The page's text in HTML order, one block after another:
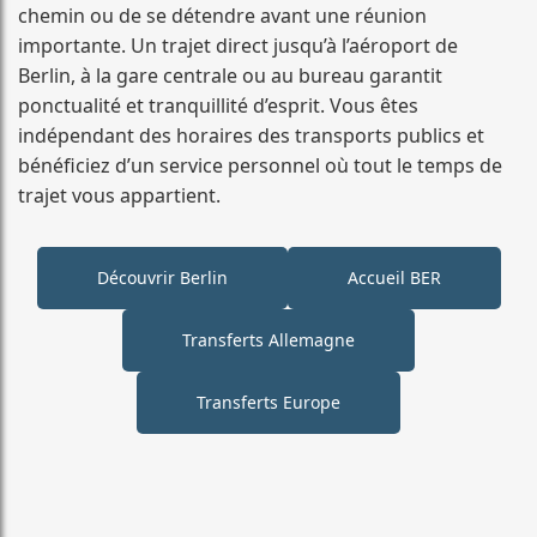
chemin ou de se détendre avant une réunion
importante. Un trajet direct jusqu’à l’aéroport de
Berlin, à la gare centrale ou au bureau garantit
ponctualité et tranquillité d’esprit. Vous êtes
indépendant des horaires des transports publics et
bénéficiez d’un service personnel où tout le temps de
trajet vous appartient.
Découvrir Berlin Accueil BER
Transferts Allemagne
Transferts Europe